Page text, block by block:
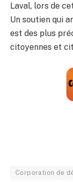
Laval, lors de
Un soutien qui
est des plus
citoyennes et
Corporation de